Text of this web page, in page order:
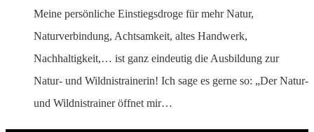
Meine persönliche Einstiegsdroge für mehr Natur,
Naturverbindung, Achtsamkeit, altes Handwerk,
Nachhaltigkeit,… ist ganz eindeutig die Ausbildung zur
Natur- und Wildnistrainerin! Ich sage es gerne so: „Der Natur-
und Wildnistrainer öffnet mir…